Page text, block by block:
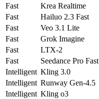
Fast
Krea Realtime
Fast
Hailuo 2.3 Fast
Fast
Veo 3.1 Lite
Fast
Grok Imagine
Fast
LTX-2
Fast
Seedance Pro Fast
Intelligent Kling 3.0
Intelligent Runway Gen-4.5
Intelligent Kling o3